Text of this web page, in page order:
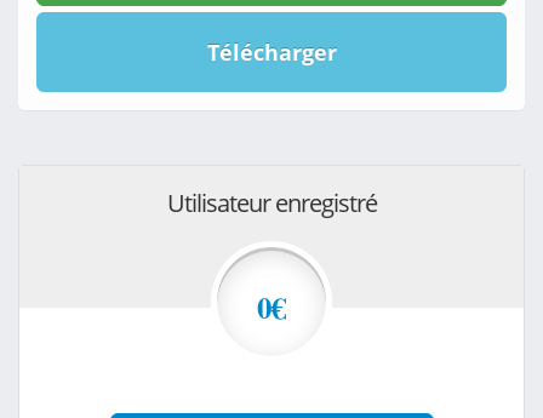
Télécharger
Utilisateur enregistré
0€